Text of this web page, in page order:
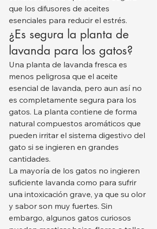
que los difusores de aceites
esenciales para reducir el estrés.
¿Es segura la planta de
lavanda para los gatos?
Una planta de lavanda fresca es
menos peligrosa que el aceite
esencial de lavanda, pero aun así no
es completamente segura para los
gatos. La planta contiene de forma
natural compuestos aromáticos que
pueden irritar el sistema digestivo del
gato si se ingieren en grandes
cantidades.
La mayoría de los gatos no ingieren
suficiente lavanda como para sufrir
una intoxicación grave, ya que su olor
y sabor son muy fuertes. Sin
embargo, algunos gatos curiosos